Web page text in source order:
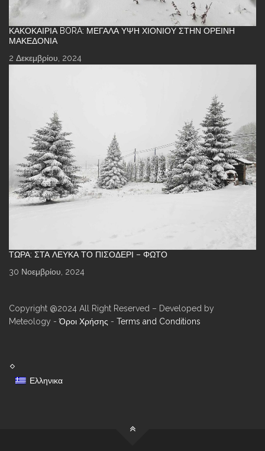
ΚΑΚΟΚΑΙΡΊΑ BORA: ΜΕΓΆΛΑ ΎΨΗ ΧΙΟΝΙΟΎ ΣΤΗΝ ΟΡΕΙΝΉ
ΜΑΚΕΔΟΝΊΑ
2 Δεκεμβρίου, 2024
ΤΏΡΑ: ΣΤΑ ΛΕΥΚΆ ΤΟ ΠΙΣΟΔΈΡΙ – ΦΩΤΌ
30 Νοεμβρίου, 2024
Copyright @2024 All Right Reserved – Developed by
Meteology -Όροι Χρήσης - Terms and Conditions
Ελληνικα